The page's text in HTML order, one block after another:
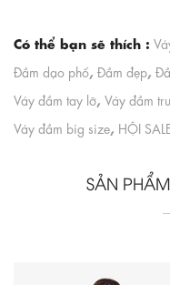
Có thể bạn sẽ thích :
Đầm dạo phố, Đầm đẹp,
Váy đầm tay lỡ, Váy đầm
Váy đầm big size, HỘI
SẢN